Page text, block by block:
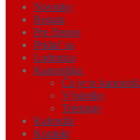
Novinky
Regata
Pre členov
Pridať sa
Lodenica
Kanoistika
Čo je to
Výsledky
Tréningy
Kalendár
Kontakt